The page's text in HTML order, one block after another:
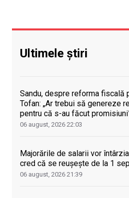
Ultimele știri
Sandu, despre reforma fiscală
Tofan: „Ar trebui să genereze
pentru că s-au făcut
06 august, 2026 22:03
Majorările de salarii vor
cred că se reușește de la 1
06 august, 2026 21:39